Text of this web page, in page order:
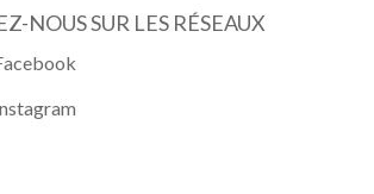
NOUS SUR LES RÉSEAUX